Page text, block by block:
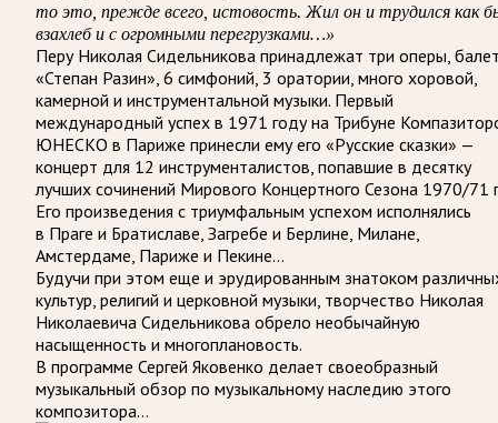
то это, прежде всего, истовость. Жил он и трудился как
взахлеб и с огромными перегрузками…»
Перу Николая Сидельникова принадлежат три оперы,
«Степан Разин», 6 симфоний, 3 оратории, много хоровой,
камерной и инструментальной музыки. Первый
международный успех в 1971 году на Трибуне
ЮНЕСКО в Париже принесли ему его «Русские сказки» —
концерт для 12 инструменталистов, попавшие в десятку
лучших сочинений Мирового Концертного Сезона 1970/71
Его произведения с триумфальным успехом исполнялись
в Праге и Братиславе, Загребе и Берлине, Милане,
Амстердаме, Париже и Пекине…
Будучи при этом еще и эрудированным знатоком
культур, религий и церковной музыки, творчество Николая
Николаевича Сидельникова обрело необычайную
насыщенность и многоплановость.
В программе Сергей Яковенко делает своеобразный
музыкальный обзор по музыкальному наследию этого
композитора…